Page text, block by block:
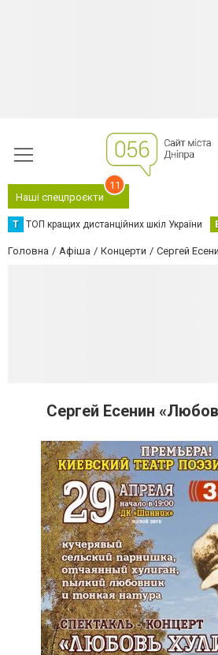
Наші спецпроєкти
11
Т ТОП кращих дистанційних шкіл України
Головна Афіша Концерти Сергей
Сергей Есенин